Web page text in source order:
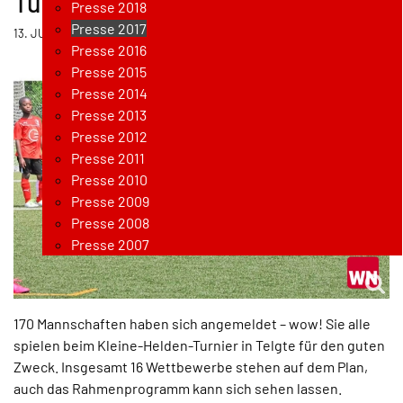
Presse 2018
Presse 2017
Presse 2016
Presse 2015
Presse 2014
Presse 2013
Presse 2012
Presse 2011
Presse 2010
Presse 2009
Presse 2008
Presse 2007
13. JUNI 2017
170 Mannschaften haben sich angemeldet – wow! Sie alle
spielen beim Kleine-Helden-Turnier in Telgte für den guten
Zweck. Insgesamt 16 Wettbewerbe stehen auf dem Plan,
auch das Rahmenprogramm kann sich sehen lassen.